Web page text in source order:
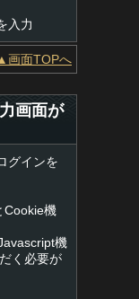
入力
画面TOPへ
画面が
グインを
Cookie機
機
く必要が